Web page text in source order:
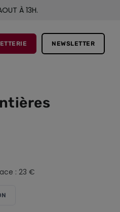
NEWSLETTER
: 23 €